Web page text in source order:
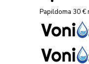
Papildoma 30 €